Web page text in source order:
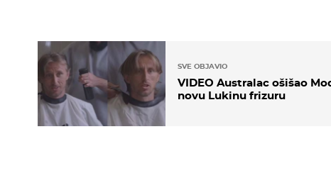
SVE OBJAVIO
VIDEO Australac ošišao
novu Lukinu frizuru